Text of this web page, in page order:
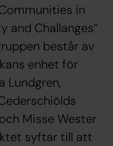
in
and Challanges”
består av
enhet för
Lundgren,
Misse Wester
syftar till att